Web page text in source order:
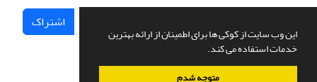
این وب سایت از کوکی ها برای اطمینان از ارائه بهترین
خدمات استفاده می کند.
متوجه شدم
اشتراک